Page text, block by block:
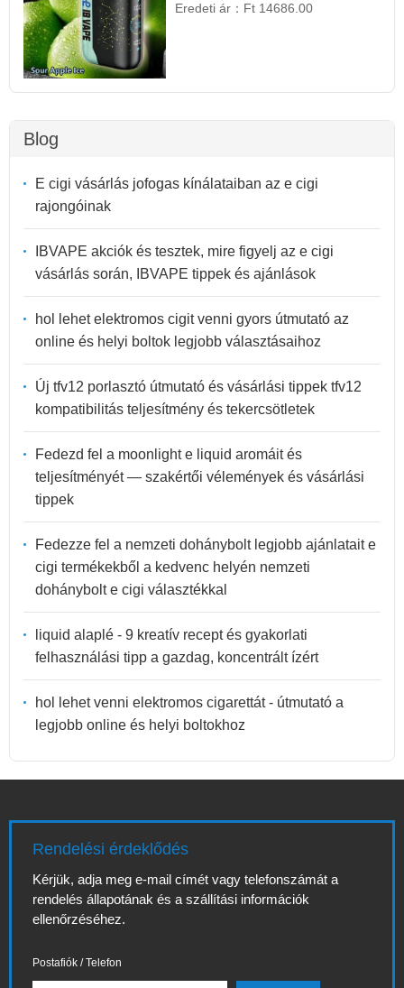
Eredeti ár： Ft 14686.00
Blog
E cigi vásárlás jofogas kínálataiban az e cigi
rajongóinak
IBVAPE akciók és tesztek, mire figyelj az e cigi
vásárlás során, IBVAPE tippek és ajánlások
hol lehet elektromos cigit venni gyors útmutató az
online és helyi boltok legjobb választásaihoz
Új tfv12 porlasztó útmutató és vásárlási tippek tfv12
kompatibilitás teljesítmény és tekercsötletek
Fedezd fel a moonlight e liquid aromáit és
teljesítményét — szakértői vélemények és vásárlási
tippek
Fedezze fel a nemzeti dohánybolt legjobb ajánlatait e
cigi termékekből a kedvenc helyén nemzeti
dohánybolt e cigi választékkal
liquid alaplé - 9 kreatív recept és gyakorlati
felhasználási tipp a gazdag, koncentrált ízért
hol lehet venni elektromos cigarettát - útmutató a
legjobb online és helyi boltokhoz
Rendelési érdeklődés
Kérjük, adja meg e-mail címét vagy telefonszámát a
rendelés állapotának és a szállítási információk
ellenőrzéséhez.
Postafiók / Telefon